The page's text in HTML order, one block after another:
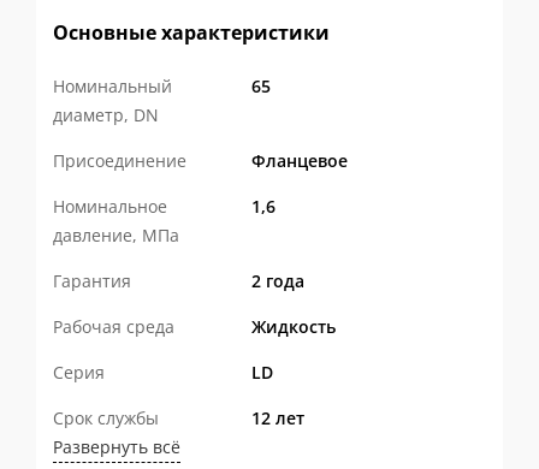
Основные характеристики
Номинальный
диаметр, DN
65
Присоединение
Фланцевое
Номинальное
давление, МПа
1,6
Гарантия
2 года
Рабочая среда
Жидкость
Серия
LD
Срок службы
12 лет
Развернуть всё